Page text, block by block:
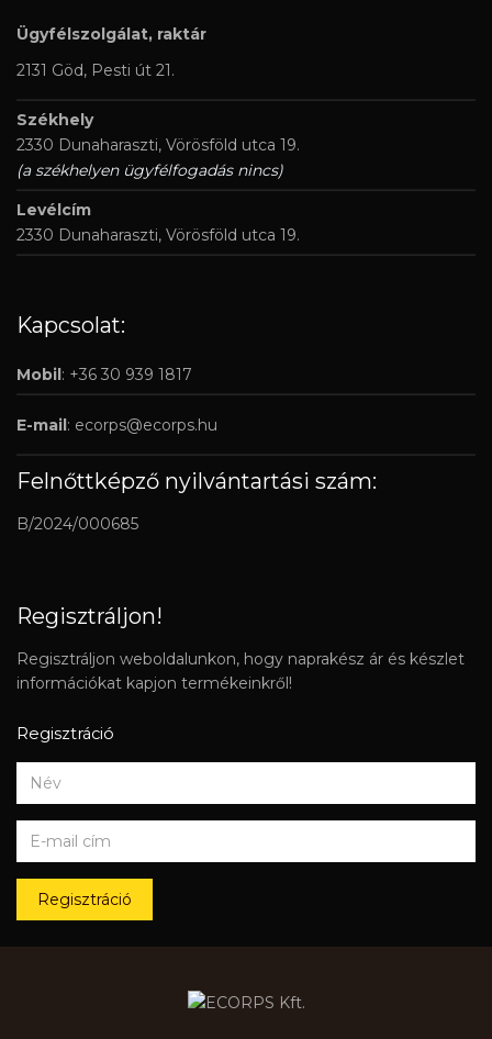
Ügyfélszolgálat, raktár
2131 Göd, Pesti út 21.
Székhely
2330 Dunaharaszti, Vörösföld utca 19.
(a székhelyen ügyfélfogadás nincs)
Levélcím
2330 Dunaharaszti, Vörösföld utca 19.
Kapcsolat:
Mobil : +36 30 939 1817
E-mail : ecorps@ecorps.hu
Felnőttképző nyilvántartási szám:
B/2024/000685
Regisztráljon!
Regisztráljon weboldalunkon, hogy naprakész ár és készlet
információkat kapjon termékeinkről!
Regisztráció
Regisztráció